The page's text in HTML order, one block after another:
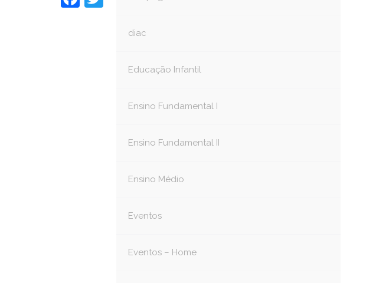
diac
Educação Infantil
Ensino Fundamental I
Ensino Fundamental II
Ensino Médio
Eventos
Eventos – Home